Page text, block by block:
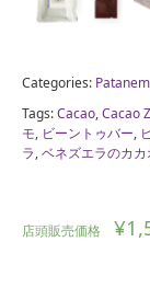
¥
Categories:
Tags:Cacao,Cacao
モ, ビーントゥバー,
ラ,ベネズエラのカカ